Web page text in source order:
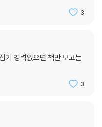
3
기 경력없으면 책만 보고는
3